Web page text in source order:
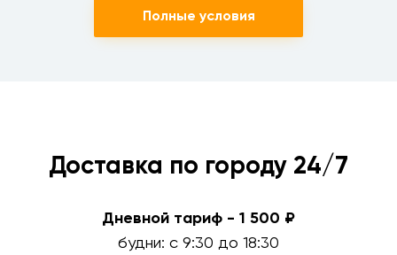
Полные условия
Доставка по городу 24/7
Дневной тариф - 1 500 ₽
будни: с 9:30 до 18:30